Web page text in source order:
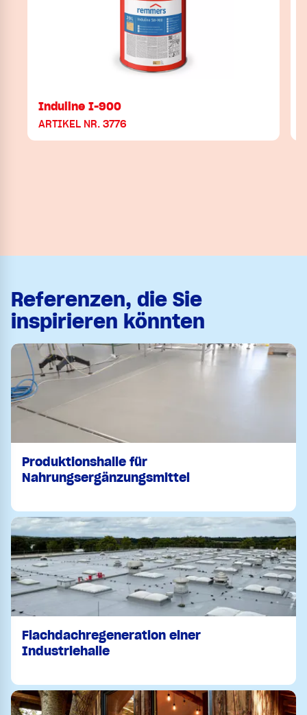
Induline I-900
ARTIKEL NR. 3776
Referenzen, die Sie
inspirieren könnten
Produktionshalle für
Nahrungsergänzungsmittel
Flachdachregeneration einer
Industriehalle